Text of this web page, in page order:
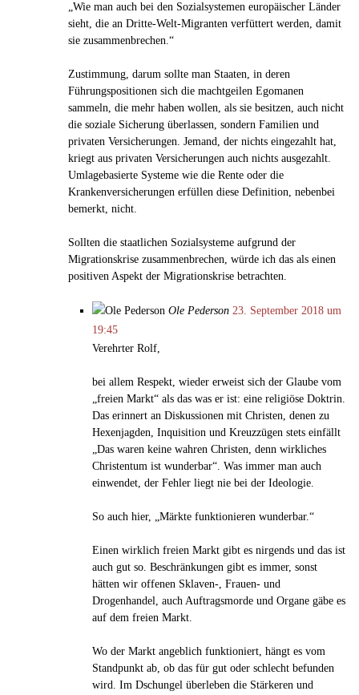
„Wie man auch bei den Sozi­al­sys­te­men euro­päi­scher Länder
sieht, die an Dritte-Welt-Migran­ten ver­füt­tert werden, damit
sie zusam­men­bre­chen.“
Zustimmung, darum sollte man Staaten, in deren
Führungspositionen sich die machtgeilen Egomanen
sammeln, die mehr haben wollen, als sie besitzen, auch nicht
die soziale Sicherung überlassen, sondern Familien und
privaten Versicherungen. Jemand, der nichts eingezahlt hat,
kriegt aus privaten Versicherungen auch nichts ausgezahlt.
Umlagebasierte Systeme wie die Rente oder die
Krankenversicherungen erfüllen diese Definition, nebenbei
bemerkt, nicht.
Sollten die staatlichen Sozialsysteme aufgrund der
Migrationskrise zusammenbrechen, würde ich das als einen
positiven Aspekt der Migrationskrise betrachten.
Ole Pederson 23. September 2018 um
19:45
Verehrter Rolf,
bei allem Respekt, wieder erweist sich der Glaube vom
„freien Markt“ als das was er ist: eine religiöse Doktrin.
Das erinnert an Diskussionen mit Christen, denen zu
Hexenjagden, Inquisition und Kreuzzügen stets einfällt
„Das waren keine wahren Christen, denn wirkliches
Christentum ist wunderbar“. Was immer man auch
einwendet, der Fehler liegt nie bei der Ideologie.
So auch hier, „Märkte funktionieren wunderbar.“
Einen wirklich freien Markt gibt es nirgends und das ist
auch gut so. Beschränkungen gibt es immer, sonst
hätten wir offenen Sklaven-, Frauen- und
Drogenhandel, auch Auftragsmorde und Organe gäbe es
auf dem freien Markt.
Wo der Markt angeblich funktioniert, hängt es vom
Standpunkt ab, ob das für gut oder schlecht befunden
wird. Im Dschungel überleben die Stärkeren und